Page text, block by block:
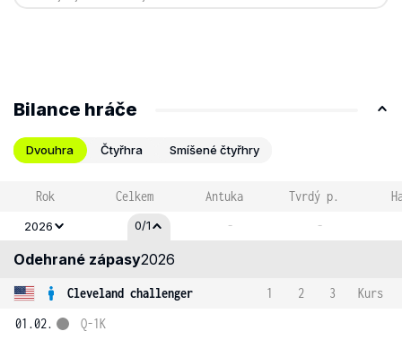
Bilance hráče
Dvouhra Čtyřhra Smíšené čtyřhry
Rok Celkem Antuka Tvrdý p.
2026 0/1 - -
Odehrané zápasy2026
Cleveland challenger 1 2 3
Kurs
01.02.
Q-1K